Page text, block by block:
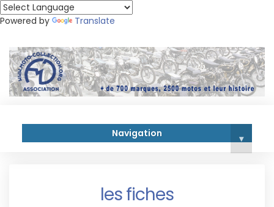
Powered by Translate
Navigation ▾
les fiches